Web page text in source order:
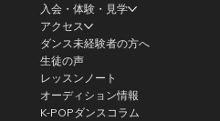
入会・体験・見学
アクセス
ダンス未経験者の方へ
生徒の声
レッスンノート
オーディション情報
K-POPダンスコラム